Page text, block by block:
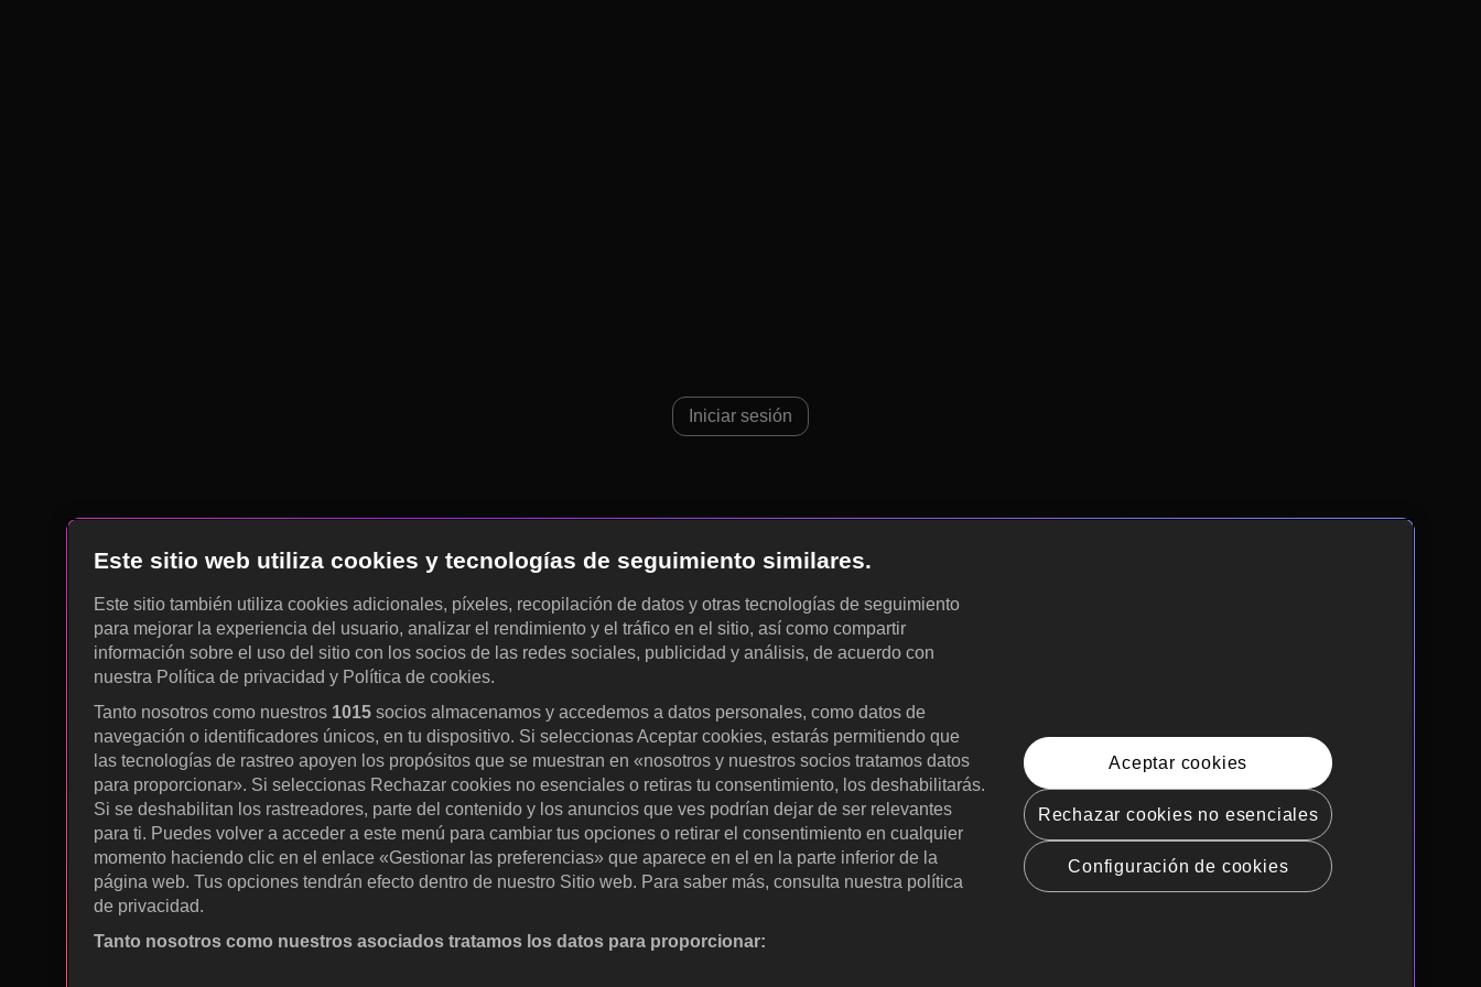
Iniciar sesión
Este sitio web utiliza cookies y tecnologías de seguimiento similares.
Este sitio también utiliza cookies adicionales, píxeles, recopilación de datos y otras tecnologías de seguimiento
para mejorar la experiencia del usuario, analizar el rendimiento y el tráfico en el sitio, así como compartir
información sobre el uso del sitio con los socios de las redes sociales, publicidad y análisis, de acuerdo con
nuestra Política de privacidad y Política de cookies.
Tanto nosotros como nuestros 1015 socios almacenamos y accedemos a datos personales, como datos de
navegación o identificadores únicos, en tu dispositivo. Si seleccionas Aceptar cookies, estarás permitiendo que
las tecnologías de rastreo apoyen los propósitos que se muestran en «nosotros y nuestros socios tratamos datos
para proporcionar». Si seleccionas Rechazar cookies no esenciales o retiras tu consentimiento, los deshabilitarás.
Si se deshabilitan los rastreadores, parte del contenido y los anuncios que ves podrían dejar de ser relevantes
para ti. Puedes volver a acceder a este menú para cambiar tus opciones o retirar el consentimiento en cualquier
momento haciendo clic en el enlace «Gestionar las preferencias» que aparece en el en la parte inferior de la
página web. Tus opciones tendrán efecto dentro de nuestro Sitio web. Para saber más, consulta nuestra política
de privacidad.
Tanto nosotros como nuestros asociados tratamos los datos para proporcionar:
Aceptar cookies
Rechazar cookies no esenciales
Configuración de cookies